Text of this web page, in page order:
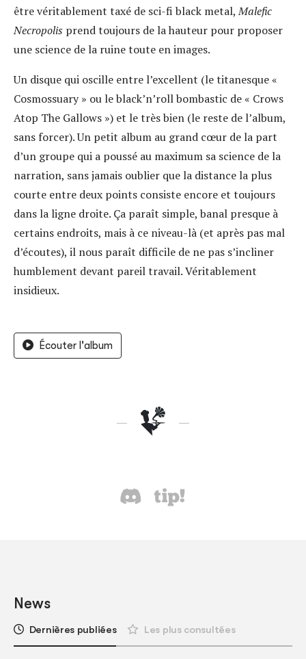
être véritablement taxé de sci-fi black metal,Malefic
Necropolis prend toujours de la hauteur pour proposer
une science de la ruine toute en images.
Un disque qui oscille entre l’excellent (le titanesque «
Cosmossuary » ou le black’n’roll bombastic de « Crows
Atop The Gallows ») et le très bien (le reste de l’album,
sans forcer). Un petit album au grand cœur de la part
d’un groupe qui a poussé au maximum sa science de la
narration, sans jamais oublier que la distance la plus
courte entre deux points consiste encore et toujours
dans la ligne droite. Ça paraît simple, banal presque à
certains endroits, mais à ce niveau-là (et après pas mal
d’écoutes), il nous paraît difficile de ne pas s’incliner
humblement devant pareil travail. Véritablement
insidieux.
Écouter l'album
News
Dernières publiées Les plus consultées